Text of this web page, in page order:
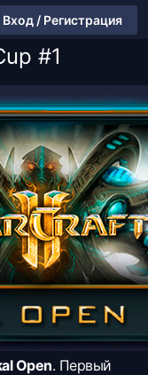
Вход / Регистрация
#1
Open. Первый